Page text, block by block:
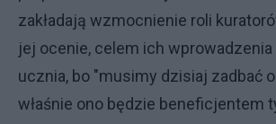
zakładają wzmocnienie roli
jej ocenie, celem ich
ucznia, bo "musimy dzisiaj zadbać
właśnie ono będzie beneficjentem